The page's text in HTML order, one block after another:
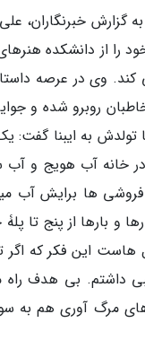
گزارش خبرنگاران،
را از دانشکده
وی در عرصه
تولدش به ایبنا
خانه آب هویج و
ها برایش آب
و بارها از پنج
این فکر که
داشتم. بی هدف راه
مرگ آوری هم به